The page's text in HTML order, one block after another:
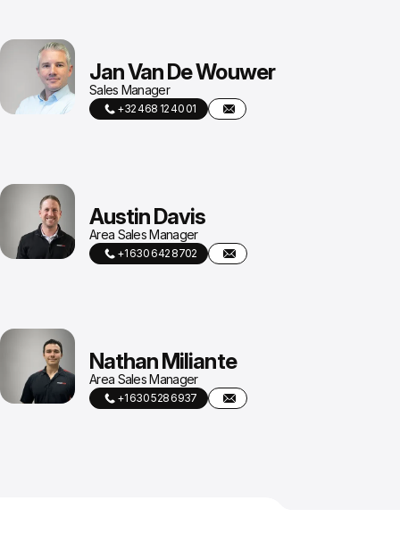
Jan Van De Wouwer
Sales Manager
+32 468 12 40 01
Austin Davis
Area Sales Manager
+1 630 642 8702
Nathan Miliante
Area Sales Manager
+1 630 528 6937